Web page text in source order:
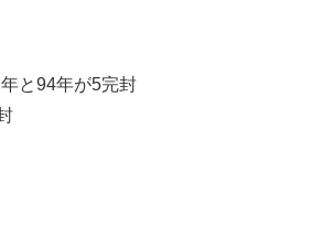
と94年が5完封